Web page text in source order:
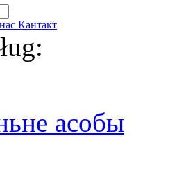
Кантакт
асобы